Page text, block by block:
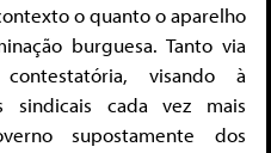
o quanto o aparelho
burguesa. Tanto via
visando à
sindicais cada vez mais
supostamente dos